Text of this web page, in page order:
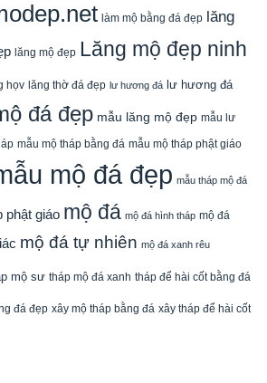
làm mộ bằng đá đẹp lăng
lăng mộ đẹp Lăng mộ đẹp ninh
họv lăng thờ đá đẹp lư hương đá lư hương đá
đá đẹp mẫu lăng mộ đẹp mẫu lư
mẫu mộ tháp bằng đá mẫu mộ tháp phật giáo
mộ đá đẹp mẫu tháp mộ đá
phật giáo mộ đá mộ đá hình tháp mộ đá
mộ đá tự nhiên mộ đá xanh rêu
mộ sư tháp mộ đá xanh tháp để hài cốt bằng đá
đá đẹp xây mộ tháp bằng đá xây tháp để hài cốt